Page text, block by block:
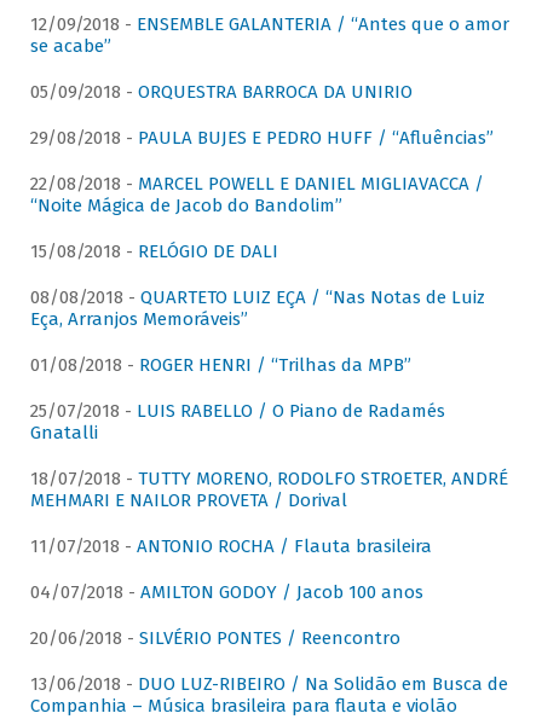
12/09/2018 - ENSEMBLE GALANTERIA / “Antes que o amor
se acabe”
05/09/2018 - ORQUESTRA BARROCA DA UNIRIO
29/08/2018 - PAULA BUJES E PEDRO HUFF / “Afluências”
22/08/2018 - MARCEL POWELL E DANIEL MIGLIAVACCA /
“Noite Mágica de Jacob do Bandolim”
15/08/2018 - RELÓGIO DE DALI
08/08/2018 - QUARTETO LUIZ EÇA / “Nas Notas de Luiz
Eça, Arranjos Memoráveis”
01/08/2018 - ROGER HENRI / “Trilhas da MPB”
25/07/2018 - LUIS RABELLO / O Piano de Radamés
Gnatalli
18/07/2018 - TUTTY MORENO, RODOLFO STROETER, ANDRÉ
MEHMARI E NAILOR PROVETA / Dorival
11/07/2018 - ANTONIO ROCHA / Flauta brasileira
04/07/2018 - AMILTON GODOY / Jacob 100 anos
20/06/2018 - SILVÉRIO PONTES / Reencontro
13/06/2018 - DUO LUZ-RIBEIRO / Na Solidão em Busca de
Companhia – Música brasileira para flauta e violão